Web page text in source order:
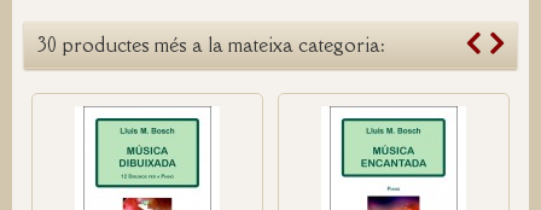
30 productes més a la mateixa categoria: